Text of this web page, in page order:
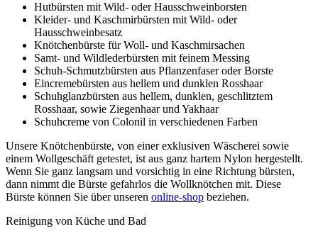
Hutbürsten mit Wild- oder Hausschweinborsten
Kleider- und Kaschmirbürsten mit Wild- oder
Hausschweinbesatz
Knötchenbürste für Woll- und Kaschmirsachen
Samt- und Wildlederbürsten mit feinem Messing
Schuh-Schmutzbürsten aus Pflanzenfaser oder Borste
Eincremebürsten aus hellem und dunklen Rosshaar
Schuhglanzbürsten aus hellem, dunklen, geschlitztem
Rosshaar, sowie Ziegenhaar und Yakhaar
Schuhcreme von Colonil in verschiedenen Farben
Unsere Knötchenbürste, von einer exklusiven Wäscherei sowie
einem Wollgeschäft getestet, ist aus ganz hartem Nylon hergestellt.
Wenn Sie ganz langsam und vorsichtig in eine Richtung bürsten,
dann nimmt die Bürste gefahrlos die Wollknötchen mit. Diese
Bürste können Sie über unseren online-shop beziehen.
Reinigung von Küche und Bad